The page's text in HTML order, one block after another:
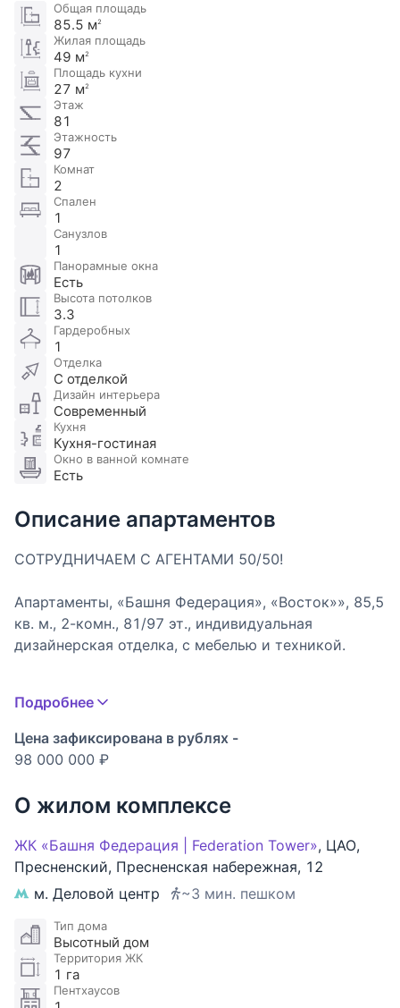
Общая площадь
85.5 м2
Жилая площадь
49 м2
Площадь кухни
27 м2
Этаж
81
Этажность
97
Комнат
2
Спален
1
Санузлов
1
Панорамные окна
Есть
Высота потолков
3.3
Гардеробных
1
Отделка
С отделкой
Дизайн интерьера
Современный
Кухня
Кухня-гостиная
Окно в ванной комнате
Есть
Описание апартаментов
СОТРУДНИЧАЕМ С АГЕНТАМИ 50/50!
Апартаменты, «Башня Федерация», «Восток»», 85,5
кв. м., 2-комн., 81/97 эт., индивидуальная
дизайнерская отделка, с мебелью и техникой.
апартаментов «Башня Федерация», «Восток»:
Виды на Кремль, Арбат, гостиницу “Radisson”, Храм
Христа Спасителя, Останкинскую телебашню и
Отделка с использованием натуральных
материалов, 8 видов дорогого мрамора, 3 вида
дерева
Дизайнерская мебель, изготовленная на заказ из
натуральных материалов
Получили награды, как лучшие апартаменты за
2023 г., 2024 г.,2025 г. от Royal Birds, ExpertRF,
Эпоха Лидеров
Планировка
Подробнее
Цена зафиксирована в рублях -
98 000 000 ₽
О жилом комплексе
ЖК «Башня Федерация | Federation Tower», ЦАО,
Пресненский, Пресненская набережная, 12
м. Деловой центр
~3 мин. пешком
Тип дома
Высотный дом
Территория ЖК
1 га
Пентхаусов